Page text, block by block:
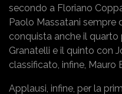
secondo a Floriano
Paolo Massatani sempre
conquista anche il
Granatelli e il quinto con
classificato, infine, Mauro
Applausi, infine, per la